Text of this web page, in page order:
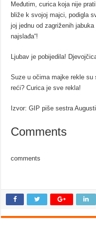
Međutim, curica koja nije
bliže k svojoj majci, podigla
joj jednu od zagriženih
najslađa“!
Ljubav je pobijedila!
Suze u očima majke rekle
reći? Curica je sve rekla!
Izvor: GIP piše sestra
Comments
comments